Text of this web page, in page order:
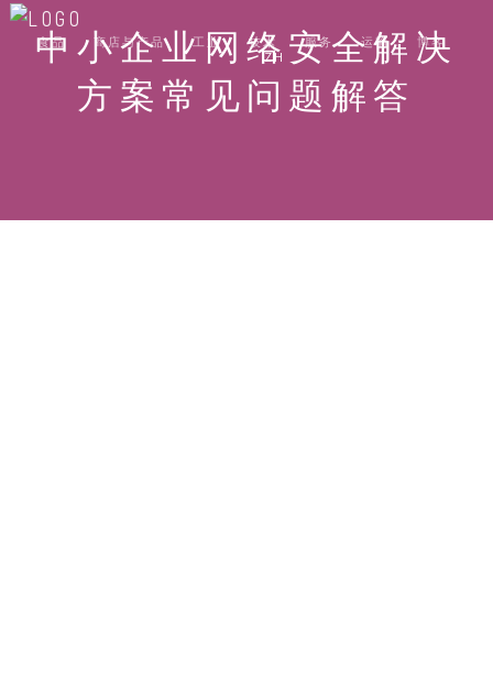
中小企业网络安全解决
方案常见问题解答
食品 商店与产品 工业 技术 服务 运输
博客
ZH